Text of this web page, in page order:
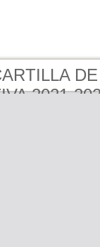
2021-